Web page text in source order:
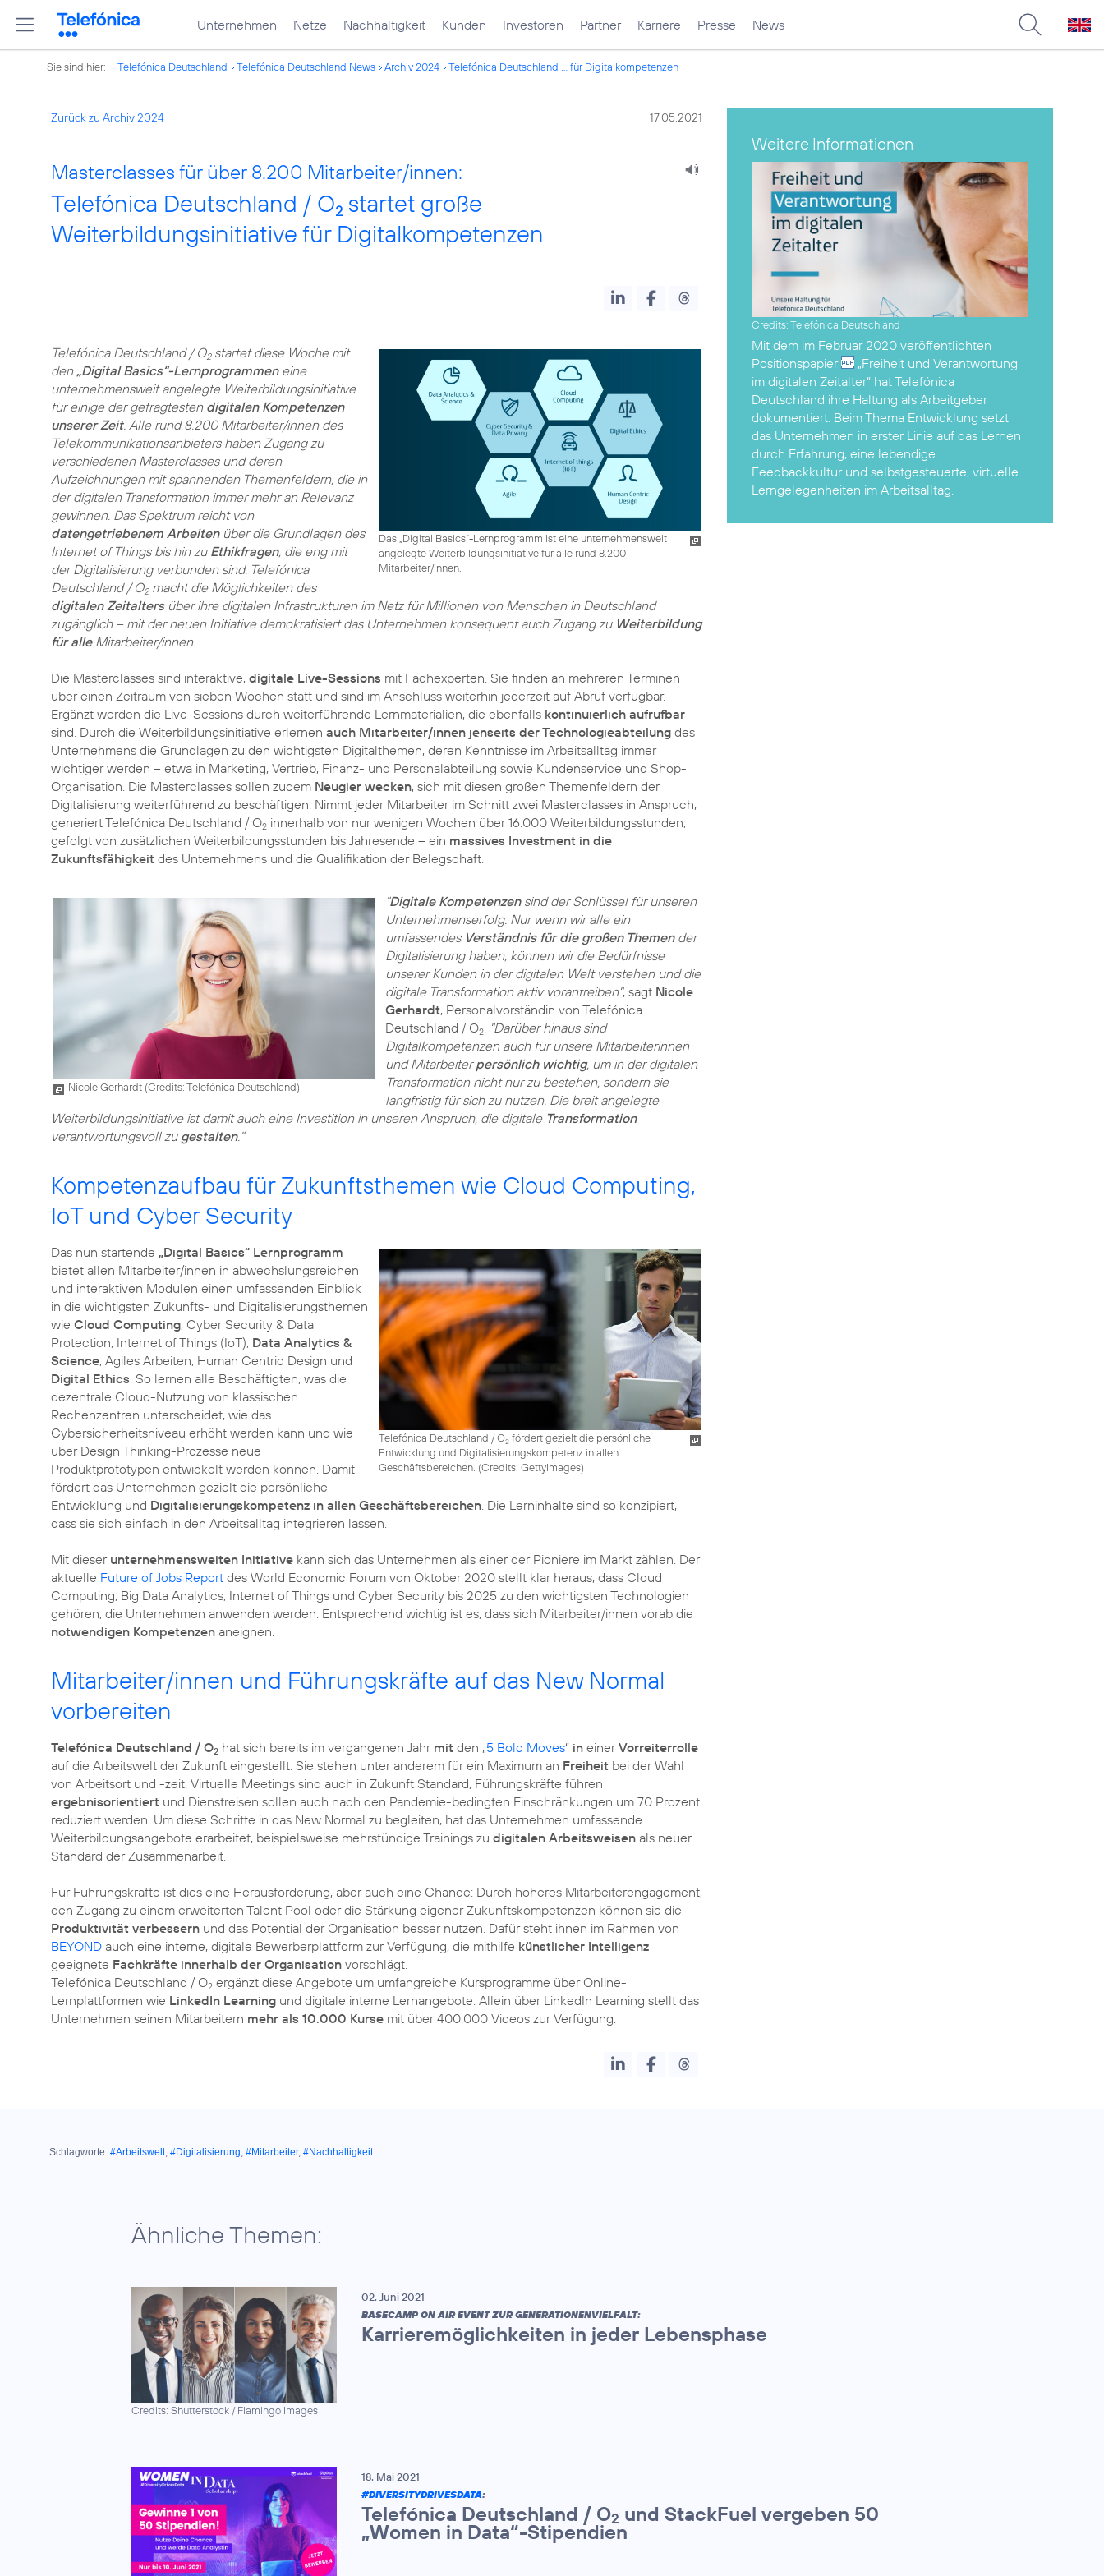
Unternehmen Netze Nachhaltigkeit Kunden Investoren Partner Karriere Presse News
Sie sind hier: Telefónica Deutschland Telefónica Deutschland News Archiv 2024 Telefónica Deutschland ... für Digitalkompetenzen
Zurück zu Archiv 2024 17.05.2021
Masterclasses für über 8.200 Mitarbeiter/innen:
Telefónica Deutschland / O2 startet große
Weiterbildungsinitiative für Digitalkompetenzen
Das „Digital Basics“-Lernprogramm ist eine unternehmensweit
angelegte Weiterbildungsinitiative für alle rund 8.200
Mitarbeiter/innen.
Telefónica Deutschland / O2startet diese Woche mit
den „Digital Basics“-Lernprogrammeneine
unternehmensweit angelegte Weiterbildungsinitiative
für einige der gefragtesten digitalen Kompetenzen
unserer Zeit. Alle rund 8.200 Mitarbeiter/innen des
Telekommunikationsanbieters haben Zugang zu
verschiedenen Masterclasses und deren
Aufzeichnungen mit spannenden Themenfeldern, die in
der digitalen Transformation immer mehr an Relevanz
gewinnen. Das Spektrum reicht von
datengetriebenem Arbeitenüber die Grundlagen des
Internet of Things bis hin zu Ethikfragen, die eng mit
der Digitalisierung verbunden sind. Telefónica
Deutschland / O2macht die Möglichkeiten des
digitalen Zeitaltersüber ihre digitalen Infrastrukturen im Netz für Millionen von Menschen in Deutschland
zugänglich – mit der neuen Initiative demokratisiert das Unternehmen konsequent auch Zugang zu Weiterbildung
für alleMitarbeiter/innen.
Die Masterclasses sind interaktive, digitale Live-Sessions mit Fachexperten. Sie finden an mehreren Terminen
über einen Zeitraum von sieben Wochen statt und sind im Anschluss weiterhin jederzeit auf Abruf verfügbar.
Ergänzt werden die Live-Sessions durch weiterführende Lernmaterialien, die ebenfalls kontinuierlich aufrufbar
sind. Durch die Weiterbildungsinitiative erlernen auch Mitarbeiter/innen jenseits der Technologieabteilung des
Unternehmens die Grundlagen zu den wichtigsten Digitalthemen, deren Kenntnisse im Arbeitsalltag immer
wichtiger werden – etwa in Marketing, Vertrieb, Finanz- und Personalabteilung sowie Kundenservice und Shop-
Organisation. Die Masterclasses sollen zudem Neugier wecken, sich mit diesen großen Themenfeldern der
Digitalisierung weiterführend zu beschäftigen. Nimmt jeder Mitarbeiter im Schnitt zwei Masterclasses in Anspruch,
generiert Telefónica Deutschland / O2 innerhalb von nur wenigen Wochen über 16.000 Weiterbildungsstunden,
gefolgt von zusätzlichen Weiterbildungsstunden bis Jahresende – ein massives Investment in die
Zukunftsfähigkeit des Unternehmens und die Qualifikation der Belegschaft.
Nicole Gerhardt (Credits: Telefónica Deutschland)
"Digitale Kompetenzensind der Schlüssel für unseren
Unternehmenserfolg. Nur wenn wir alle ein
umfassendes Verständnis für die großen Themender
Digitalisierung haben, können wir die Bedürfnisse
unserer Kunden in der digitalen Welt verstehen und die
digitale Transformation aktiv vorantreiben", sagt Nicole
Gerhardt, Personalvorständin von Telefónica
Deutschland / O2. "Darüber hinaus sind
Digitalkompetenzen auch für unsere Mitarbeiterinnen
und Mitarbeiterpersönlich wichtig, um in der digitalen
Transformation nicht nur zu bestehen, sondern sie
langfristig für sich zu nutzen. Die breit angelegte
Weiterbildungsinitiative ist damit auch eine Investition in unseren Anspruch, die digitale Transformation
verantwortungsvoll zu gestalten."
Kompetenzaufbau für Zukunftsthemen wie Cloud Computing,
IoT und Cyber Security
Telefónica Deutschland / O2fördert gezielt die persönliche
Entwicklung und Digitalisierungskompetenz in allen
Geschäftsbereichen. (Credits: GettyImages)
Das nun startende „Digital Basics“ Lernprogramm
bietet allen Mitarbeiter/innen in abwechslungsreichen
und interaktiven Modulen einen umfassenden Einblick
in die wichtigsten Zukunfts- und Digitalisierungsthemen
wie Cloud Computing, Cyber Security & Data
Protection, Internet of Things (IoT), Data Analytics &
Science, Agiles Arbeiten, Human Centric Design und
Digital Ethics. So lernen alle Beschäftigten, was die
dezentrale Cloud-Nutzung von klassischen
Rechenzentren unterscheidet, wie das
Cybersicherheitsniveau erhöht werden kann und wie
über Design Thinking-Prozesse neue
Produktprototypen entwickelt werden können. Damit
fördert das Unternehmen gezielt die persönliche
Entwicklung und Digitalisierungskompetenz in allen Geschäftsbereichen. Die Lerninhalte sind so konzipiert,
dass sie sich einfach in den Arbeitsalltag integrieren lassen.
Mit dieser unternehmensweiten Initiative kann sich das Unternehmen als einer der Pioniere im Markt zählen. Der
aktuelle Future of Jobs Report des World Economic Forum von Oktober 2020 stellt klar heraus, dass Cloud
Computing, Big Data Analytics, Internet of Things und Cyber Security bis 2025 zu den wichtigsten Technologien
gehören, die Unternehmen anwenden werden. Entsprechend wichtig ist es, dass sich Mitarbeiter/innen vorab die
notwendigen Kompetenzen aneignen.
Mitarbeiter/innen und Führungskräfte auf das New Normal
vorbereiten
Telefónica Deutschland / O2 hat sich bereits im vergangenen Jahr mit den „5 Bold Moves“ in einerVorreiterrolle
auf die Arbeitswelt der Zukunft eingestellt. Sie stehen unter anderem für ein Maximum an Freiheit bei der Wahl
von Arbeitsort und -zeit. Virtuelle Meetings sind auch in Zukunft Standard, Führungskräfte führen
ergebnisorientiert und Dienstreisen sollen auch nach den Pandemie-bedingten Einschränkungen um 70 Prozent
reduziert werden. Um diese Schritte in das New Normal zu begleiten, hat das Unternehmen umfassende
Weiterbildungsangebote erarbeitet, beispielsweise mehrstündige Trainings zu digitalen Arbeitsweisen als neuer
Standard der Zusammenarbeit.
Für Führungskräfte ist dies eine Herausforderung, aber auch eine Chance: Durch höheres Mitarbeiterengagement,
den Zugang zu einem erweiterten Talent Pool oder die Stärkung eigener Zukunftskompetenzen können sie die
Produktivität verbessern und das Potential der Organisation besser nutzen. Dafür steht ihnen im Rahmen von
BEYOND auch eine interne, digitale Bewerberplattform zur Verfügung, die mithilfe künstlicher Intelligenz
geeignete Fachkräfte innerhalb der Organisation vorschlägt.
Telefónica Deutschland / O2 ergänzt diese Angebote um umfangreiche Kursprogramme über Online-
Lernplattformen wie LinkedIn Learning und digitale interne Lernangebote. Allein über LinkedIn Learning stellt das
Unternehmen seinen Mitarbeitern mehr als 10.000 Kurse mit über 400.000 Videos zur Verfügung.
Weitere Informationen
Credits: Telefónica Deutschland
Mit dem im Februar 2020 veröffentlichten
Positionspapier
„Freiheit und Verantwortung
im digitalen Zeitalter“ hat Telefónica
Deutschland ihre Haltung als Arbeitgeber
dokumentiert. Beim Thema Entwicklung setzt
das Unternehmen in erster Linie auf das Lernen
durch Erfahrung, eine lebendige
Feedbackkultur und selbstgesteuerte, virtuelle
Lerngelegenheiten im Arbeitsalltag.
Schlagworte: #Arbeitswelt, #Digitalisierung, #Mitarbeiter, #Nachhaltigkeit
Ähnliche Themen:
Credits: Shutterstock / Flamingo Images
02. Juni 2021
BASECAMP ON AIR EVENT ZUR GENERATIONENVIELFALT:
Karrieremöglichkeiten in jeder Lebensphase
18. Mai 2021
#DIVERSITYDRIVESDATA:
Telefónica Deutschland / O2 und StackFuel vergeben 50
„Women in Data“-Stipendien